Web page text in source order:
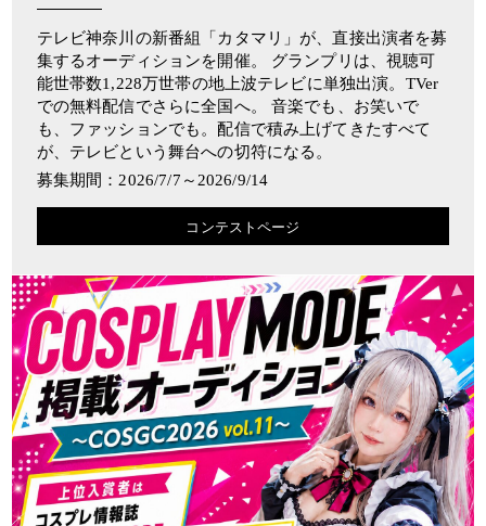
テレビ神奈川の新番組「カタマリ」が、直接出演者を募
集するオーディションを開催。 グランプリは、視聴可
能世帯数1,228万世帯の地上波テレビに単独出演。TVer
での無料配信でさらに全国へ。 音楽でも、お笑いで
も、ファッションでも。配信で積み上げてきたすべて
が、テレビという舞台への切符になる。
募集期間：2026/7/7～2026/9/14
コンテストページ